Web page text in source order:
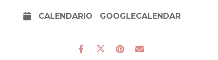
CALENDARIO GOOGLECALENDAR